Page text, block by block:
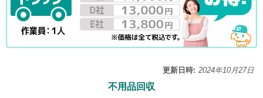
更新日時: 2024年10月27日
不用品回収